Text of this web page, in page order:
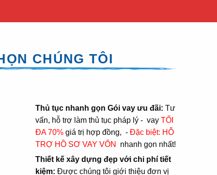
CHÚNG TÔI
Thủ tục nhanh gọn Gói vay ưu đãi: Tư
vấn, hỗ trợ làm thủ tục pháp lý - vayTỐI
ĐA 70% giá trị hợp đồng, -Đặc biệt: HỖ
TRỢ HỒ SƠ VAY VỐN
nhanh gọn nhất!
Thiết kế xây dựng đẹp với chi phí tiết
kiệm:Được chúng tôi giới thiệu đơn vị